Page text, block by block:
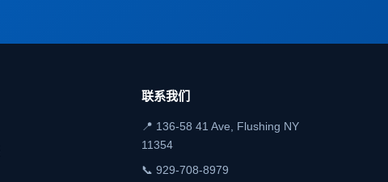
联系我们
📍 136-58 41 Ave, Flushing NY
11354
📞929-708-8979